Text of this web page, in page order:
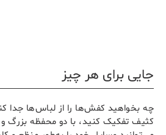
جایی برای هر چیز
چه بخواهید کفش‌ها را از لباس‌ها جدا
کثیف تفکیک کنید، با دو محفظه